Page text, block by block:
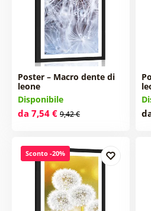
Poster – Macro dente di
leone
Disponibile
da 7,54 € 9,42 €
Sconto -20%